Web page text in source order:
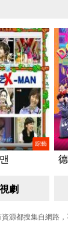
綜藝
劇
源都搜集自網路